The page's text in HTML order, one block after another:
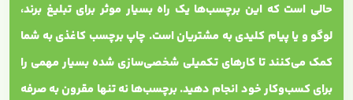
حالی است که این برچسب‌ها یک راه بسیار موثر برای تبلیغ برند،
لوگو و یا پیام کلیدی به مشتریان است. چاپ برچسب کاغذی به شما
کمک می‌کنند تا کارهای تکمیلی شخصی‌سازی شده بسیار مهمی را
برای کسب‌وکار خود انجام دهید. برچسب‌ها نه تنها مقرون به صرفه